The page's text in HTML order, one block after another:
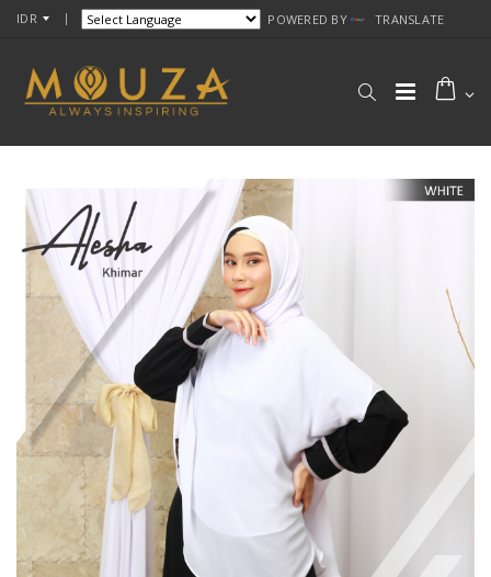
IDR POWERED BY TRANSLATE